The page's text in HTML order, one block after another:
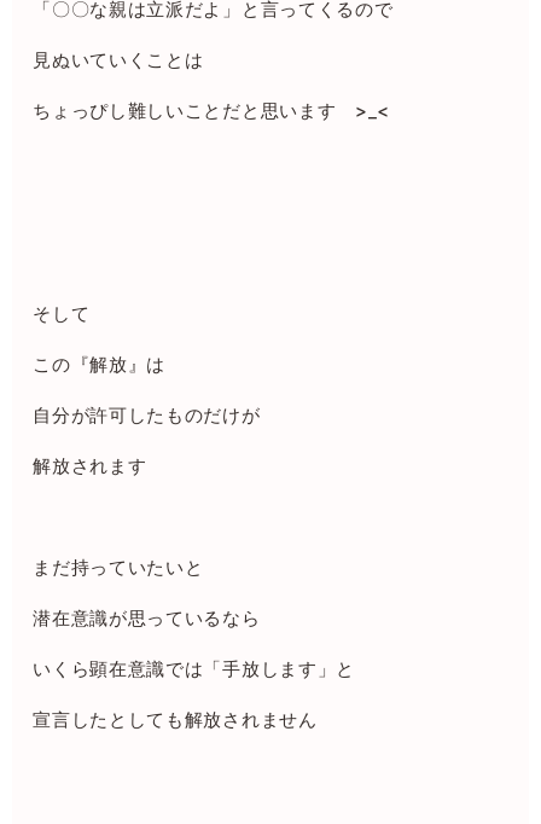
「〇〇な親は立派だよ」と言ってくるので
見ぬいていくことは
ちょっぴし難しいことだと思います >_<
そして
この『解放』は
自分が許可したものだけが
解放されます
まだ持っていたいと
潜在意識が思っているなら
いくら顕在意識では「手放します」と
宣言したとしても解放されません